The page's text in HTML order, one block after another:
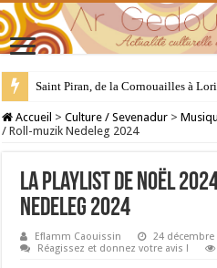
28 juillet : Saint Samson de Dol,
Accueil > Culture / Sevenadur >
/ Roll-muzik Nedeleg 2024
La playlist de Noël
Nedeleg 2024
Eflamm Caouissin
24 décembre
Réagissez et donnez votre avis !